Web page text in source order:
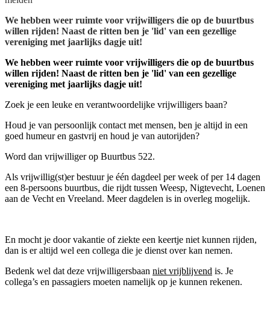
We hebben weer ruimte voor vrijwilligers die op de buurtbus
willen rijden! Naast de ritten ben je 'lid' van een gezellige
vereniging met jaarlijks dagje uit!
We hebben weer ruimte voor vrijwilligers die op de buurtbus
willen rijden! Naast de ritten ben je 'lid' van een gezellige
vereniging met jaarlijks dagje uit!
Zoek je een leuke en verantwoordelijke vrijwilligers baan?
Houd je van persoonlijk contact met mensen, ben je altijd in een
goed humeur en gastvrij en houd je van autorijden?
Word dan vrijwilliger op Buurtbus 522.
Als vrijwillig(st)er bestuur je één dagdeel per week of per 14 dagen
een 8-persoons buurtbus, die rijdt tussen Weesp, Nigtevecht, Loenen
aan de Vecht en Vreeland. Meer dagdelen is in overleg mogelijk.
En mocht je door vakantie of ziekte een keertje niet kunnen rijden,
dan is er altijd wel een collega die je dienst over kan nemen.
Bedenk wel dat deze vrijwilligersbaan niet vrijblijvend is. Je
collega’s en passagiers moeten namelijk op je kunnen rekenen.